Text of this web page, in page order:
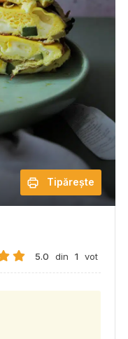
Tipărește
5.0 din 1 vot